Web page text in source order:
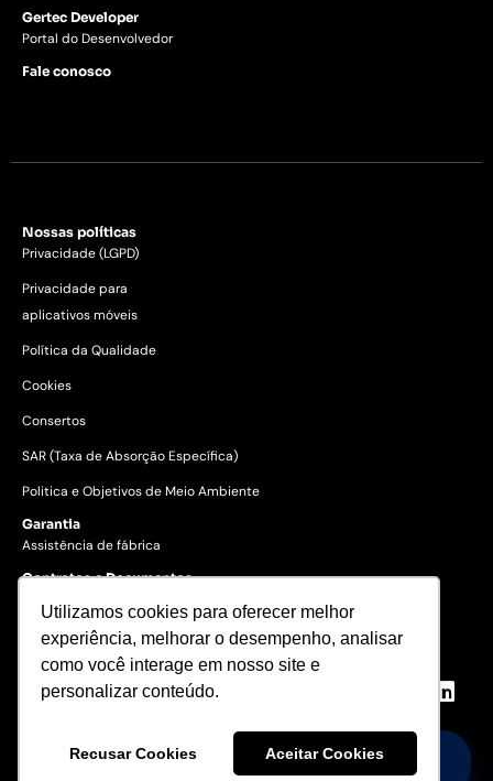
Utilizamos cookies para oferecer melhor
experiência, melhorar o desempenho, analisar
como você interage em nosso site e
personalizar conteúdo.
Recusar Cookies Aceitar Cookies
Gertec Developer
Portal do Desenvolvedor
Fale conosco
Nossas políticas
Privacidade (LGPD)
Privacidade para
aplicativos móveis
Política da Qualidade
Cookies
Consertos
SAR (Taxa de Absorção Específica)
Politica e Objetivos de Meio Ambiente
Garantia
Assistência de fábrica
Contratos e Documentos
© 2023 Gertec Brasil. Todos os
direitos reservados.
Precisa de Ajuda?